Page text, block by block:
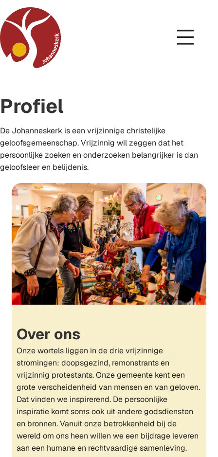
Profiel
De Johanneskerk is een vrijzinnige christelijke
geloofsgemeenschap. Vrijzinnig wil zeggen dat het
persoonlijke zoeken en onderzoeken belangrijker is dan
geloofsleer en belijdenis.
Over ons
Onze wortels liggen in de drie vrijzinnige
stromingen: doopsgezind, remonstrants en
vrijzinnig protestants. Onze gemeente kent een
grote verscheidenheid van mensen en van geloven.
Dat vinden we inspirerend. De persoonlijke
inspiratie komt soms ook uit andere godsdiensten
en bronnen. Vanuit onze betrokkenheid bij de
wereld om ons heen willen we een bijdrage leveren
aan een humane en rechtvaardige samenleving.